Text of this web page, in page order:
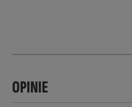
OPINIE